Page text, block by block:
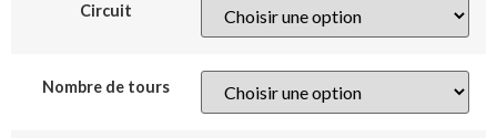
Circuit
Nombre de tours